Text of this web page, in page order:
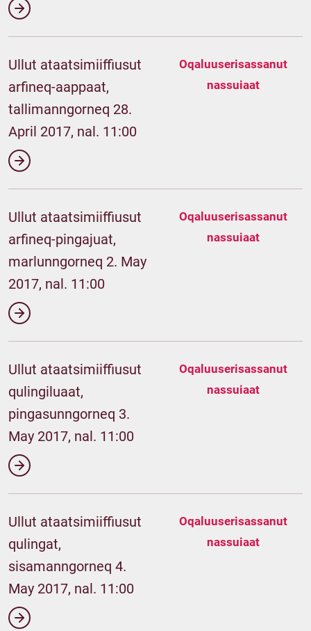
Ullut ataatsimiiffiusut
arfineq-aappaat,
tallimanngorneq 28.
April 2017, nal. 11:00
Oqaluuserisassanut
nassuiaat
Ullut ataatsimiiffiusut
arfineq-pingajuat,
marlunngorneq 2. May
2017, nal. 11:00
Oqaluuserisassanut
nassuiaat
Ullut ataatsimiiffiusut
qulingiluaat,
pingasunngorneq 3.
May 2017, nal. 11:00
Oqaluuserisassanut
nassuiaat
Ullut ataatsimiiffiusut
qulingat,
sisamanngorneq 4.
May 2017, nal. 11:00
Oqaluuserisassanut
nassuiaat